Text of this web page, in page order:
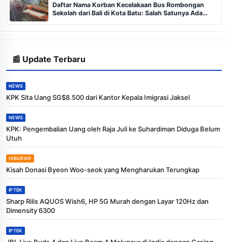
Daftar Nama Korban Kecelakaan Bus Rombongan
Sekolah dari Bali di Kota Batu: Salah Satunya Ada
📰 Update Terbaru
NEWS
KPK Sita Uang SG$8.500 dari Kantor Kepala Imigrasi Jaksel
NEWS
KPK: Pengembalian Uang oleh Raja Juli ke Suhardiman Diduga Belum
Utuh
HIBURAN
Kisah Donasi Byeon Woo-seok yang Mengharukan Terungkap
IPTEK
Sharp Rilis AQUOS Wish6, HP 5G Murah dengan Layar 120Hz dan
Dimensity 6300
IPTEK